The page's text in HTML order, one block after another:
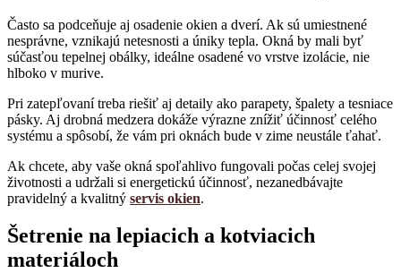
Často sa podceňuje aj osadenie okien a dverí. Ak sú umiestnené
nesprávne, vznikajú netesnosti a úniky tepla. Okná by mali byť
súčasťou tepelnej obálky, ideálne osadené vo vrstve izolácie, nie
hlboko v murive.
Pri zatepľovaní treba riešiť aj detaily ako parapety, špalety a tesniace
pásky. Aj drobná medzera dokáže výrazne znížiť účinnosť celého
systému a spôsobí, že vám pri oknách bude v zime neustále ťahať.
Ak chcete, aby vaše okná spoľahlivo fungovali počas celej svojej
životnosti a udržali si energetickú účinnosť, nezanedbávajte
pravidelný a kvalitný servis okien.
Šetrenie na lepiacich a kotviacich
materiáloch